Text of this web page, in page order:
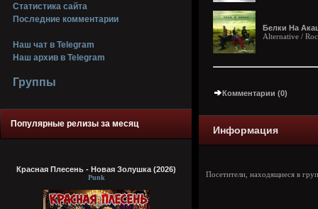
Статистика сайта
Последние комментарии
Наш чат в Telegram
Наш архив в Telegram
Группы
Популярные релизы за месяц
Красная Плесень - Новая Золушка (2026)
Punk
Белки На
Alternative /
Комментарии (0)
Информация
Посетители, находящиеся в